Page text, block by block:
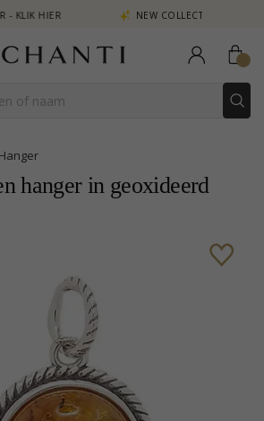
NEW COLLECTION | AURA
Hanger
hanger in geoxideerd